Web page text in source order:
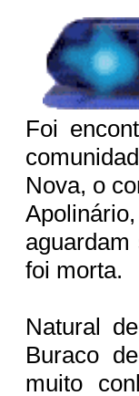
Foi
Nova, o
foi morta.
Natural
Buraco
muito